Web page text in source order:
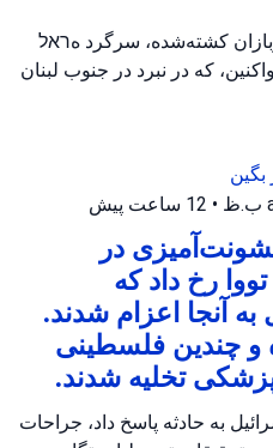
کشته‌شده، سرگرد هראל
که در نبرد در جنوب لبنان
• 12 ساعت پیش
در
رخ داد که
آنجا اعزام شدند.
چندین فلسطینی
تخلیه شدند.
به حادثه پاسخ داد، جراحات